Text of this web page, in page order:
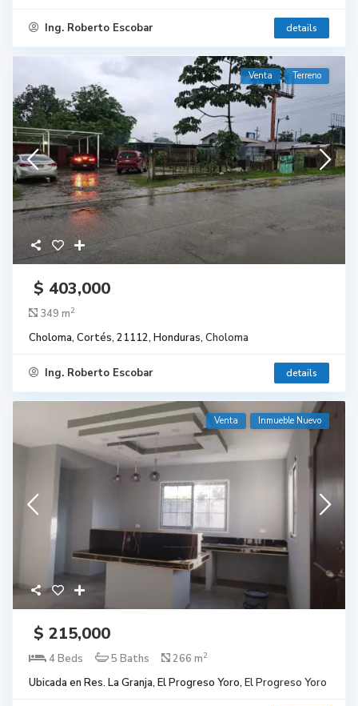
Ing. Roberto Escobar details
Venta Terreno
$ 403,000
349 m2
Choloma, Cortés, 21112, Honduras, Choloma
Ing. Roberto Escobar details
Venta Inmueble Nuevo
$ 215,000
4 Beds 5 Baths 266 m2
Ubicada en Res. La Granja, El Progreso Yoro, El Progreso Yoro